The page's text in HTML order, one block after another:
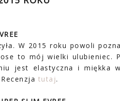
W 2015 roku powoli
to mój wielki ulubieniec.
jest elastyczna i miękka
tutaj.